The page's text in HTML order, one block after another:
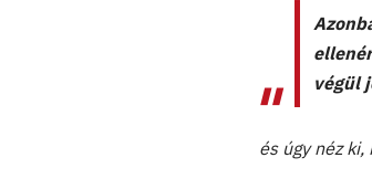
végül
és úgy néz